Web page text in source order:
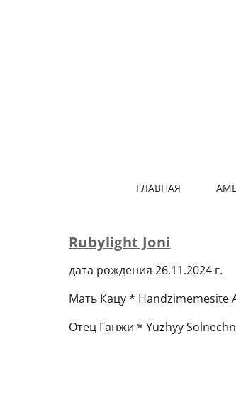
ГЛАВНАЯ
Rubylight Joni
дата рождения 26.11.2024 г.
Мать Кацу * Handzimemesite
Отец Ганжи * Yuzhyy